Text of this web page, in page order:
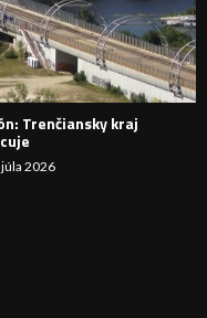
N
I
E
Trenčiansky kraj
júla 2026